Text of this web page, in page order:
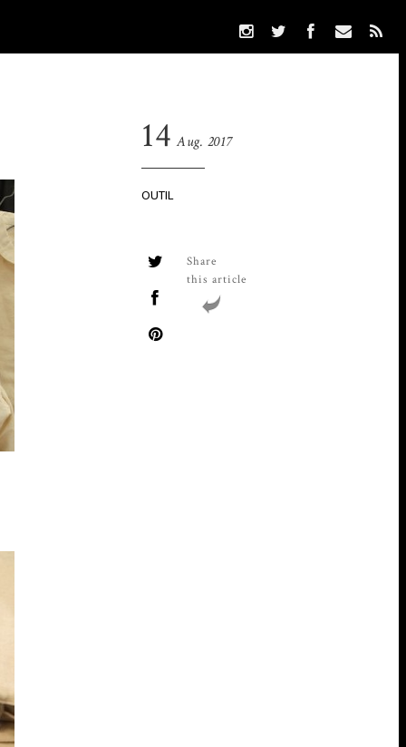
14 Aug. 2017
OUTIL
Share
this article